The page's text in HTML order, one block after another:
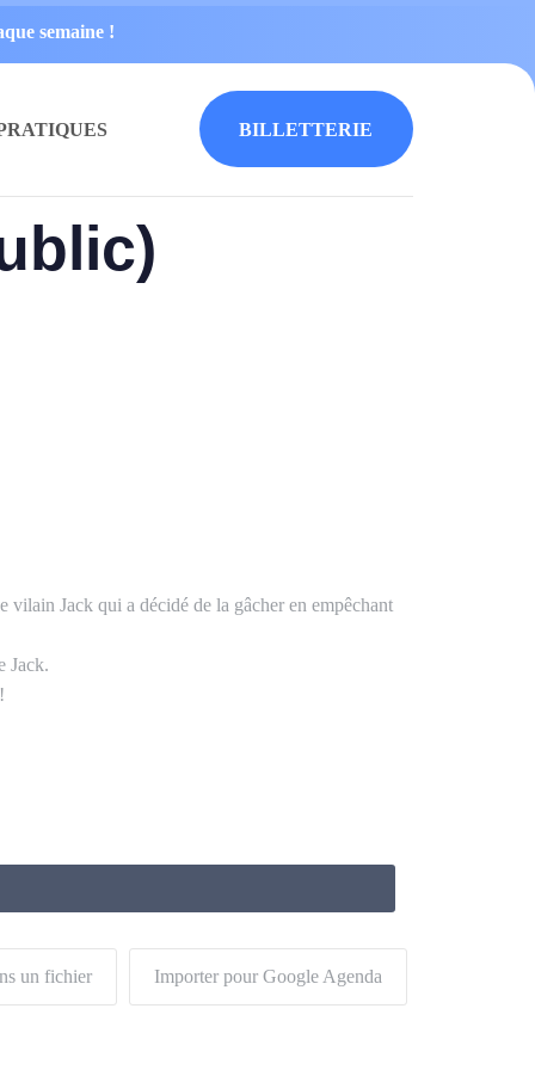
semaine !
BILLETTERIE
Jack qui a décidé de la gâcher en empêchant
Jack.
un fichier Importer pour Google Agenda